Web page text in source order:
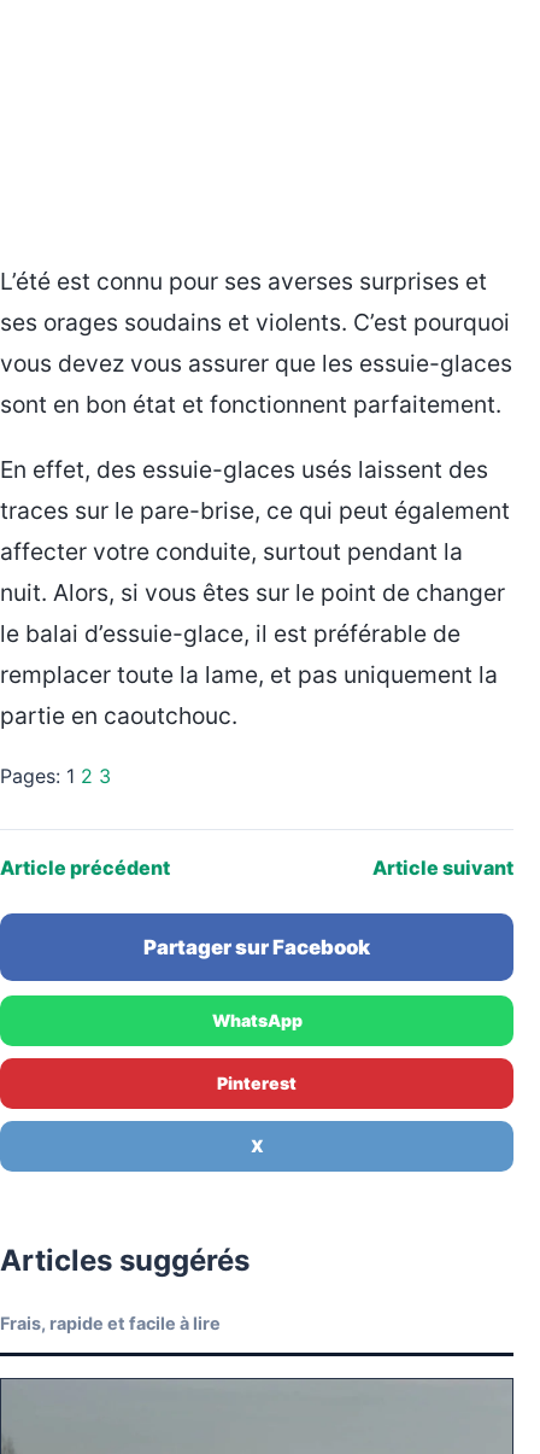
L’été est connu pour ses averses surprises et
ses orages soudains et violents. C’est pourquoi
vous devez vous assurer que les essuie-glaces
sont en bon état et fonctionnent parfaitement.
En effet, des essuie-glaces usés laissent des
traces sur le pare-brise, ce qui peut également
affecter votre conduite, surtout pendant la
nuit. Alors, si vous êtes sur le point de changer
le balai d’essuie-glace, il est préférable de
remplacer toute la lame, et pas uniquement la
partie en caoutchouc.
Pages: 1 2 3
Article précédent Article suivant
Partager sur Facebook
WhatsApp
Pinterest
X
Articles suggérés
Frais, rapide et facile à lire